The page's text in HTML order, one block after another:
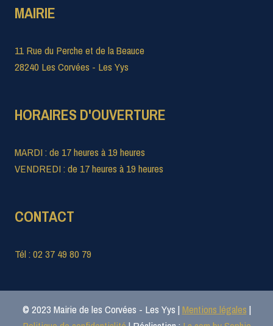
MAIRIE
11 Rue du Perche et de la Beauce
28240 Les Corvées - Les Yys
HORAIRES D'OUVERTURE
MARDI : de 17 heures à 19 heures
VENDREDI : de 17 heures à 19 heures
CONTACT
Tél : 02 37 49 80 79
© 2023 Mairie de les Corvées - Les Yys | Mentions légales |